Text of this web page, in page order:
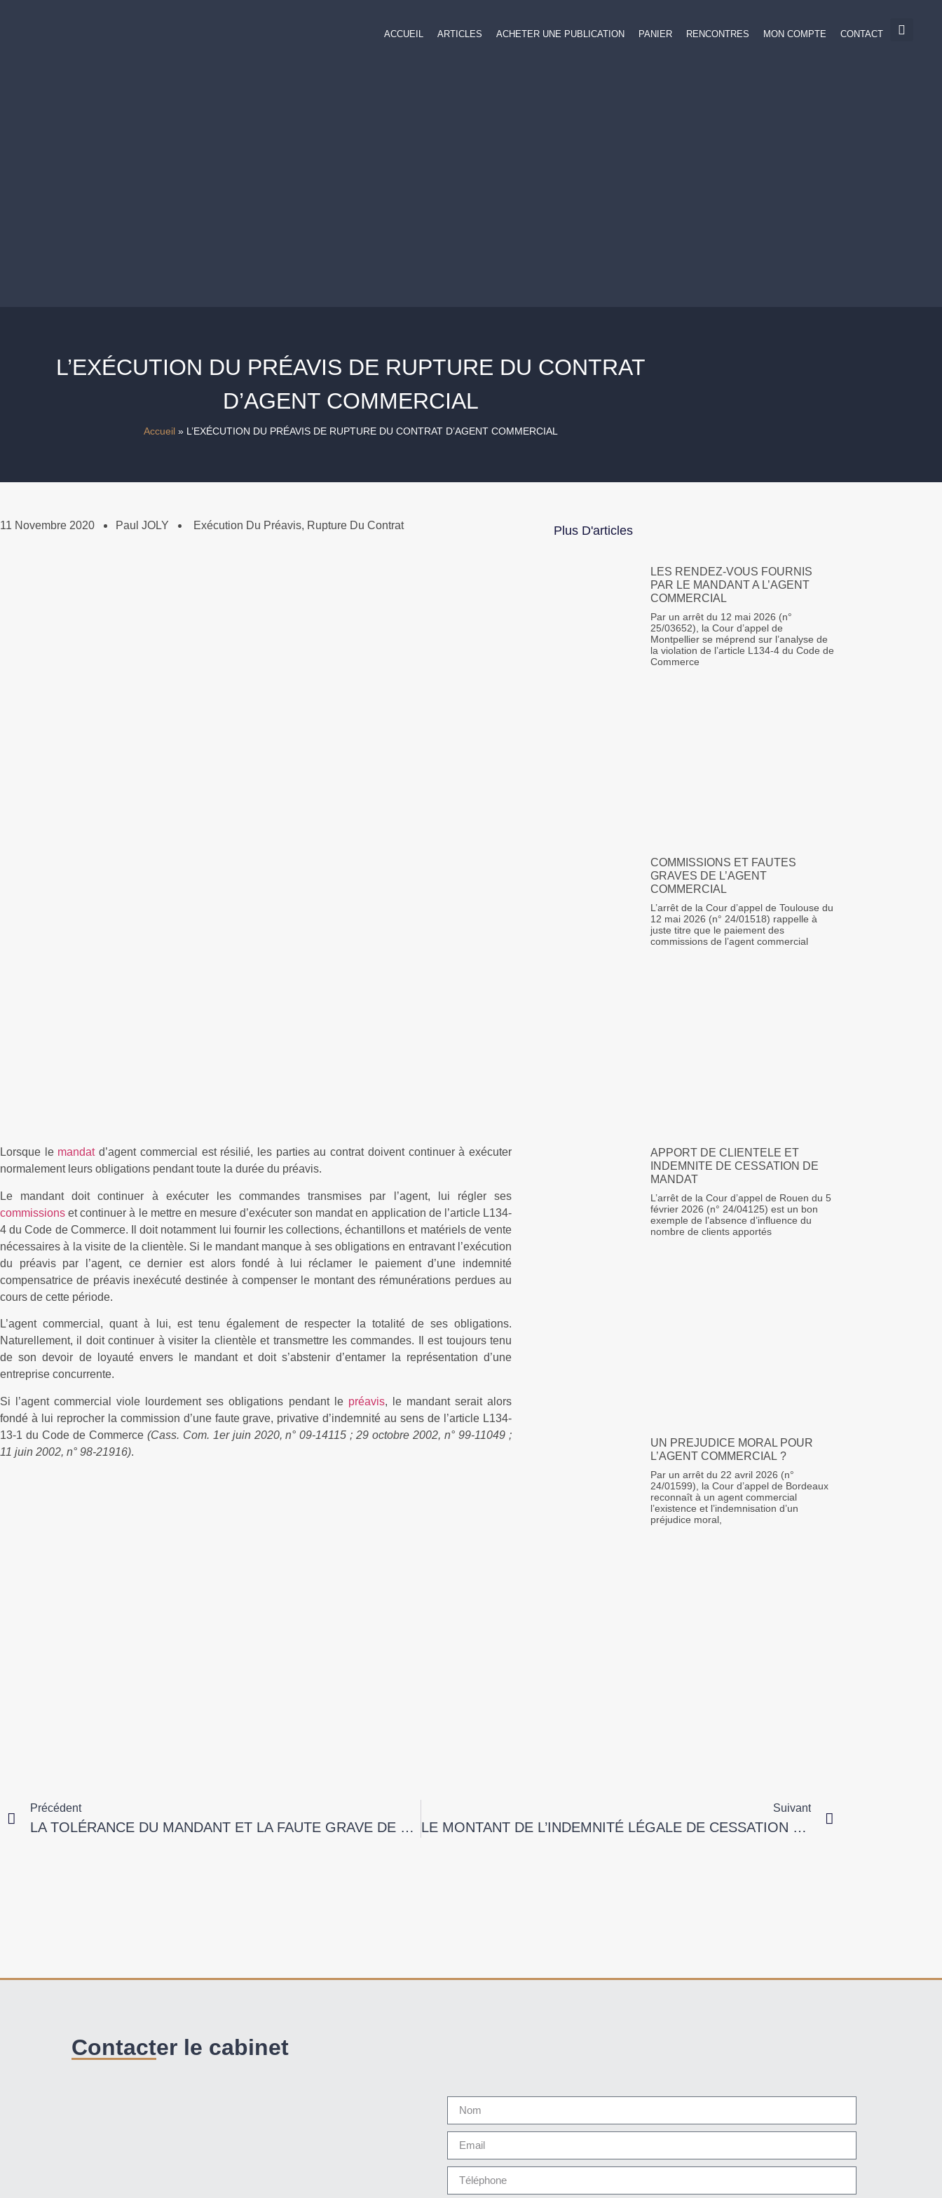
ACCUEIL ARTICLES ACHETER UNE PUBLICATION PANIER RENCONTRES MON COMPTE CONTACT
L’EXÉCUTION DU PRÉAVIS DE RUPTURE DU CONTRAT
D’AGENT COMMERCIAL
Accueil » L’EXÉCUTION DU PRÉAVIS DE RUPTURE DU CONTRAT D’AGENT COMMERCIAL
11 Novembre 2020 Paul JOLY Exécution Du Préavis, Rupture Du Contrat
Lorsque le mandatd’agent commercial est résilié, les parties au contrat doivent continuer à exécuter
normalement leurs obligations pendant toute la durée du préavis.
Le mandant doit continuer à exécuter les commandes transmises par l’agent, lui régler ses
commissions et continuer à le mettre en mesure d’exécuter son mandat en application de l’article L134-
4 du Code de Commerce. Il doit notamment lui fournir les collections, échantillons et matériels de vente
nécessaires à la visite de la clientèle. Si le mandant manque à ses obligations en entravant l’exécution
du préavis par l’agent, ce dernier est alors fondé à lui réclamer le paiement d’une indemnité
compensatrice de préavis inexécuté destinée à compenser le montant des rémunérations perdues au
cours de cette période.
L’agent commercial, quant à lui, est tenu également de respecter la totalité de ses obligations.
Naturellement, il doit continuer à visiter la clientèle et transmettre les commandes. Il est toujours tenu
de son devoir de loyauté envers le mandant et doit s’abstenir d’entamer la représentation d’une
entreprise concurrente.
Si l’agent commercial viole lourdement ses obligations pendant le préavis, le mandant serait alors
fondé à lui reprocher la commission d’une faute grave, privative d’indemnité au sens de l’article L134-
13-1 du Code de Commerce (Cass. Com. 1er juin 2020, n° 09-14115 ; 29 octobre 2002, n° 99-11049 ;
11 juin 2002, n° 98-21916).
Plus D'articles
LES RENDEZ-VOUS FOURNIS
PAR LE MANDANT A L’AGENT
COMMERCIAL
Par un arrêt du 12 mai 2026 (n°
25/03652), la Cour d’appel de
Montpellier se méprend sur l’analyse de
la violation de l’article L134-4 du Code de
Commerce
COMMISSIONS ET FAUTES
GRAVES DE L’AGENT
COMMERCIAL
L’arrêt de la Cour d’appel de Toulouse du
12 mai 2026 (n° 24/01518) rappelle à
juste titre que le paiement des
commissions de l’agent commercial
APPORT DE CLIENTELE ET
INDEMNITE DE CESSATION DE
MANDAT
L’arrêt de la Cour d’appel de Rouen du 5
février 2026 (n° 24/04125) est un bon
exemple de l’absence d’influence du
nombre de clients apportés
UN PREJUDICE MORAL POUR
L’AGENT COMMERCIAL ?
Par un arrêt du 22 avril 2026 (n°
24/01599), la Cour d’appel de Bordeaux
reconnaît à un agent commercial
l’existence et l’indemnisation d’un
préjudice moral,
Précédent
LA TOLÉRANCE DU MANDANT ET LA FAUTE GRAVE DE L’AGENT
Suivant
LE MONTANT DE L’INDEMNITÉ LÉGALE DE CESSATION DE MANDAT
Contacter le cabinet